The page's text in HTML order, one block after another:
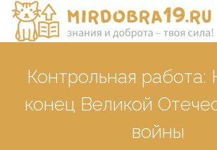
Контрольная работа:
конец Великой
войны